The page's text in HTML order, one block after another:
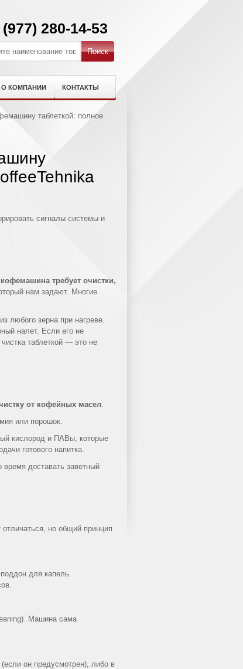
280-14-53
О КОМПАНИИ КОНТАКТЫ
таблеткой: полное
сигналы системы и
требует очистки,
нам задают. Многие
любого зерна при нагреве.
налет. Если его не
таблеткой — это не
от кофейных масел.
или порошок.
кислород и ПАВы, которые
готового напитка.
доставать заветный
отличаться, но общий принцип
для капель.
Машина сама
он предусмотрен), либо в